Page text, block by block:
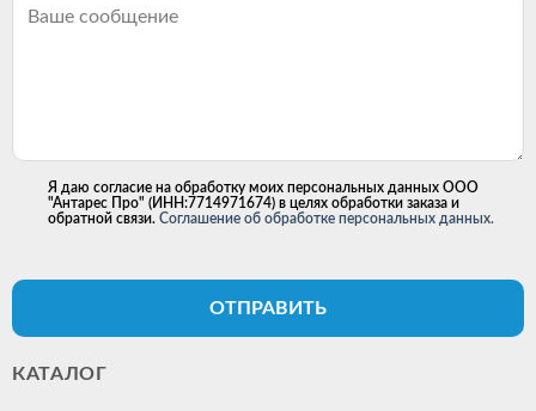
Я даю согласие на обработку моих персональных данных ООО
"Антарес Про" (ИНН:7714971674) в целях обработки заказа и
обратной связи. Соглашение об обработке персональных данных.
ОТПРАВИТЬ
КАТАЛОГ